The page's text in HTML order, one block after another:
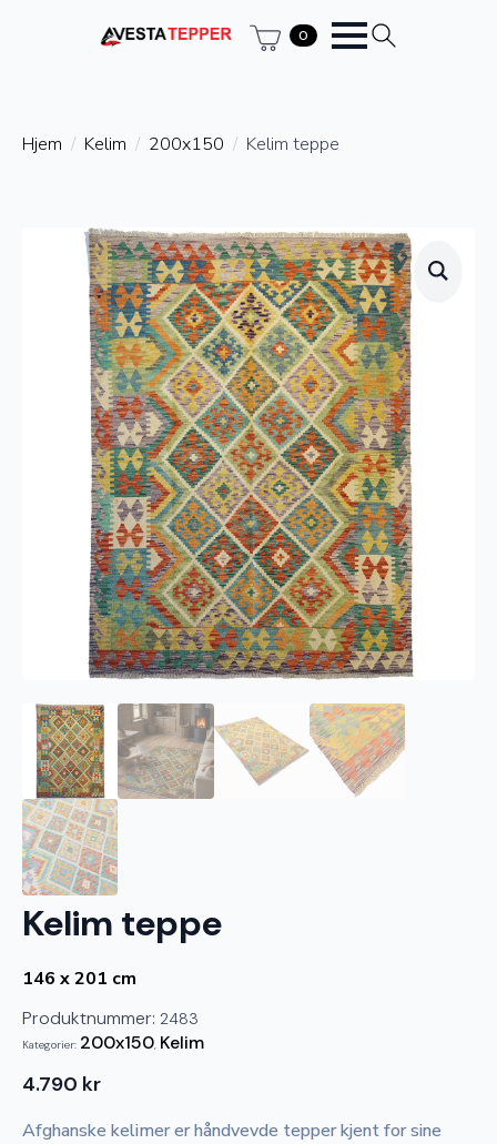
0
Hjem Kelim 200x150 Kelim teppe
Kelim teppe
146 x 201 cm
Produktnummer: 2483
Kategorier: 200x150 Kelim
4.790 kr
Afghanske kelimer er håndvevde tepper kjent for sine